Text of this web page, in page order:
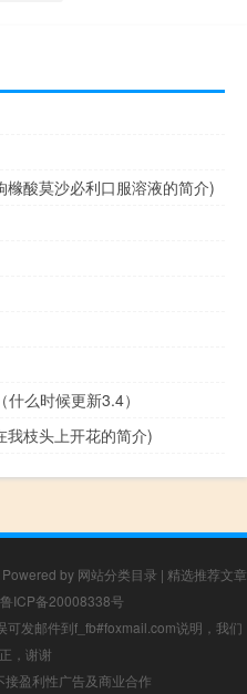
酸莫沙必利口服溶液的简介)
么时候更新3.4）
我枝头上开花的简介)
Powered by 网站分类目录 | 精选推荐文章
鲁ICP备20008338号
发邮件到f_fb#foxmail.com说明，我们
，谢谢
盈利性广告及商业合作